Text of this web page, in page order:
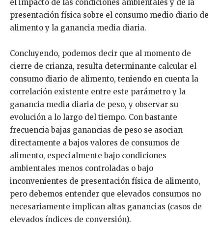
el impacto de las condiciones ambientales y de la
presentación física sobre el consumo medio diario de
alimento y la ganancia media diaria.
Concluyendo, podemos decir que al momento de
cierre de crianza, resulta determinante calcular el
consumo diario de alimento, teniendo en cuenta la
correlación existente entre este parámetro y la
ganancia media diaria de peso, y observar su
evolución a lo largo del tiempo. Con bastante
frecuencia bajas ganancias de peso se asocian
directamente a bajos valores de consumos de
alimento, especialmente bajo condiciones
ambientales menos controladas o bajo
inconvenientes de presentación física de alimento,
pero debemos entender que elevados consumos no
necesariamente implican altas ganancias (casos de
elevados índices de conversión).